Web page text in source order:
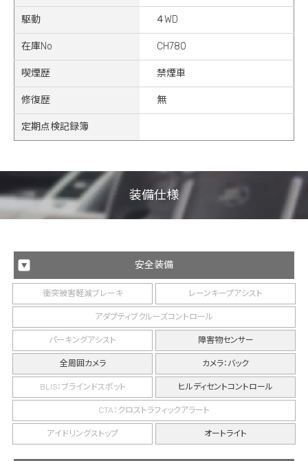
駆動 ４WD
在庫No CH780
喫煙歴 禁煙車
修復歴 無
定期点検記録簿
装備仕様
安全装備
衝突被害軽減ブレーキ
アダプティブクルーズコントロール
レーンキープアシスト
パーキングアシスト 障害物センサー
全周囲カメラ カメラ：バック
BLIS：ブラインドスポット
CTA：クロストラフィックアラート
ヒルディセントコントロール
アイドリングストップ オートライト